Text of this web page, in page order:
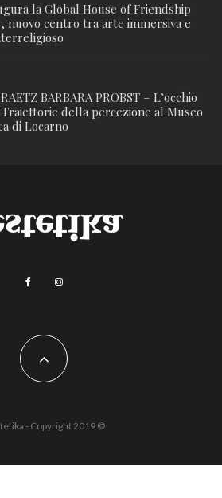
la Global House of Friendship
nuovo centro tra arte immersiva e
BARBARA PROBST – L’occhio
Traiettorie della percezione al Museo
di Locarno
- Copyright 2019 ©